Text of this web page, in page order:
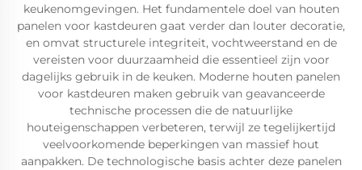
keukenomgevingen. Het fundamentele doel van houten
panelen voor kastdeuren gaat verder dan louter decoratie,
en omvat structurele integriteit, vochtweerstand en de
vereisten voor duurzaamheid die essentieel zijn voor
dagelijks gebruik in de keuken. Moderne houten panelen
voor kastdeuren maken gebruik van geavanceerde
technische processen die de natuurlijke
houteigenschappen verbeteren, terwijl ze tegelijkertijd
veelvoorkomende beperkingen van massief hout
aanpakken. De technologische basis achter deze panelen